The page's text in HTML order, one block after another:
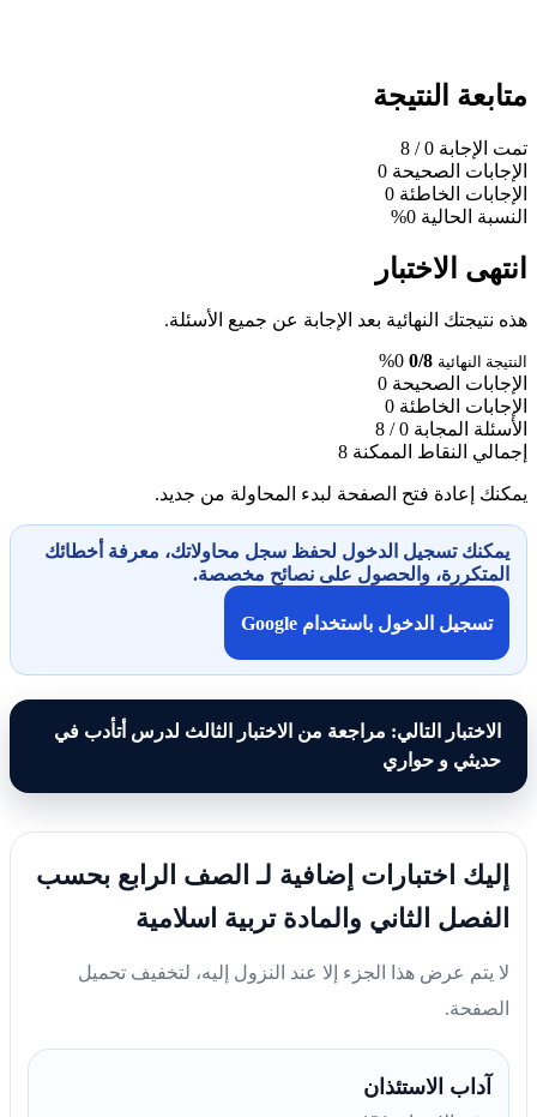
متابعة النتيجة
تمت الإجابة 0
/ 8
الإجابات الصحيحة 0
الإجابات الخاطئة 0
النسبة الحالية 0%
انتهى الاختبار
هذه نتيجتك النهائية بعد الإجابة عن جميع الأسئلة.
النتيجة النهائية 0/8
0%
الإجابات الصحيحة 0
الإجابات الخاطئة 0
الأسئلة المجابة 0 / 8
إجمالي النقاط الممكنة 8
يمكنك إعادة فتح الصفحة لبدء المحاولة من جديد.
يمكنك تسجيل الدخول لحفظ سجل محاولاتك، معرفة أخطائك
المتكررة، والحصول على نصائح مخصصة.
تسجيل الدخول باستخدام Google
الاختبار التالي: مراجعة من الاختبار الثالث لدرس أتأدب في
حديثي و حواري
إليك اختبارات إضافية لـ الصف الرابع بحسب
الفصل الثاني والمادة تربية اسلامية
لا يتم عرض هذا الجزء إلا عند النزول إليه، لتخفيف تحميل
الصفحة.
آداب الاستئذان